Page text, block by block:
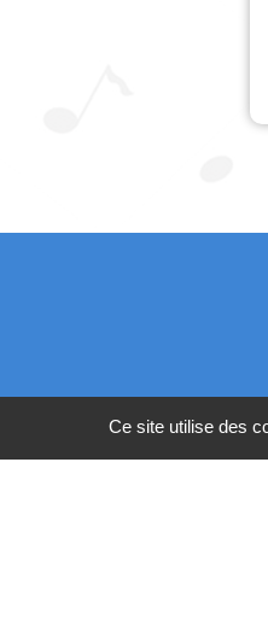
Ce site utilise des